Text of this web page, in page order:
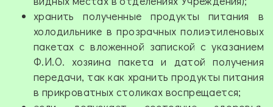
хранить полученные продукты питания в
холодильнике в прозрачных полиэтиленовых
пакетах с вложенной запиской с указанием
Ф.И.О. хозяина пакета и датой получения
передачи, так как хранить продукты питания
в прикроватных столиках воспрещается;